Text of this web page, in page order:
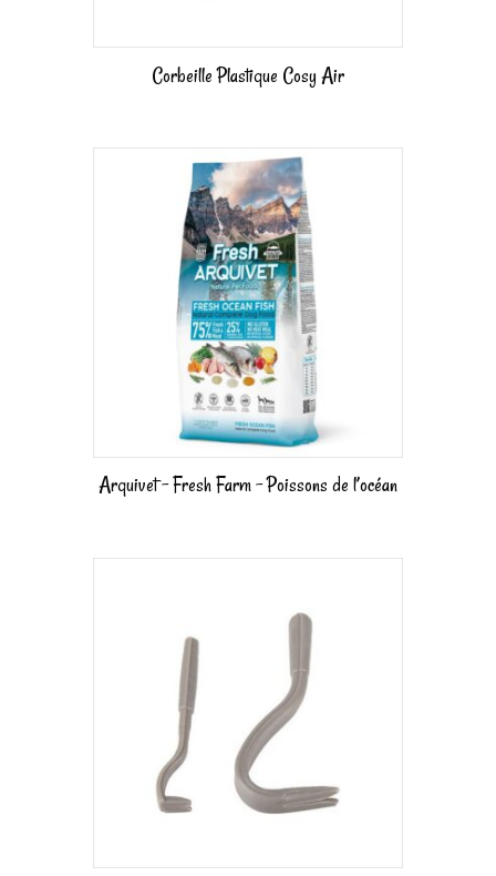
Corbeille Plastique Cosy Air
Arquivet – Fresh Farm – Poissons de l’océan